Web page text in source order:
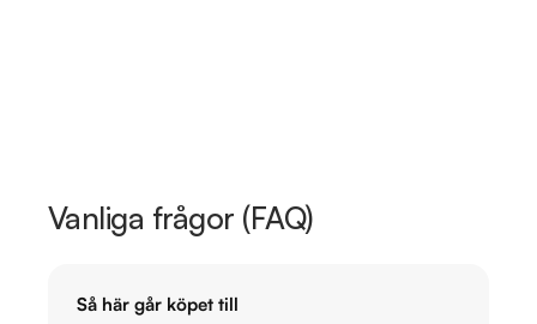
Vanliga frågor (FAQ)
Så här går köpet till